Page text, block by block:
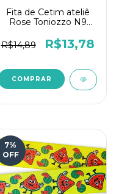
Fita de Cetim ateliê
Rose Toniozzo N9
R$14,89
R$13,78
7%
OFF